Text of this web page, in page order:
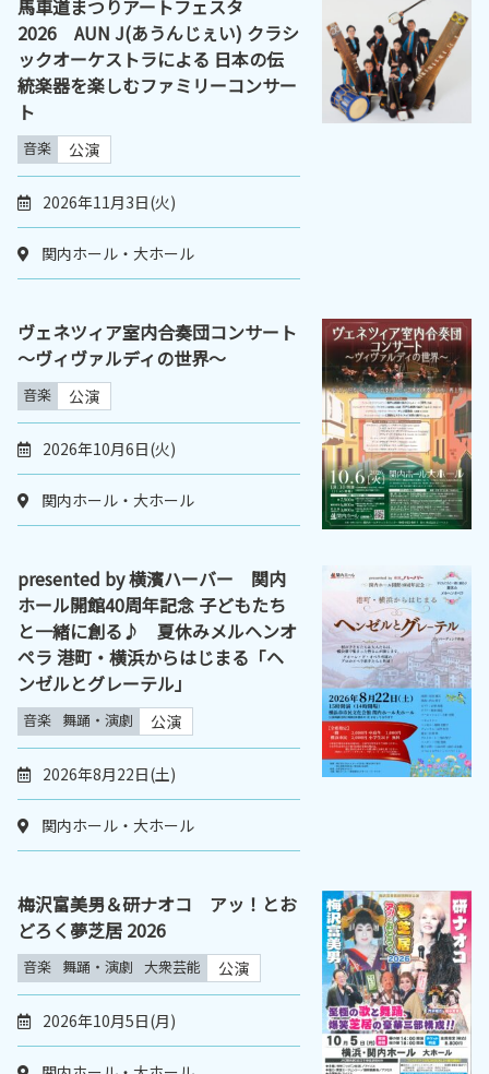
馬車道まつりアートフェスタ
2026 AUN J(あうんじぇい) クラシ
ックオーケストラによる 日本の伝
統楽器を楽しむファミリーコンサー
ト
音楽 公演
2026年11月3日(火)
関内ホール・大ホール
ヴェネツィア室内合奏団コンサート
～ヴィヴァルディの世界～
音楽 公演
2026年10月6日(火)
関内ホール・大ホール
presented by 横濱ハーバー 関内
ホール開館40周年記念 子どもたち
と一緒に創る♪ 夏休みメルヘンオ
ペラ 港町・横浜からはじまる「ヘ
ンゼルとグレーテル」
音楽 舞踊・演劇 公演
2026年8月22日(土)
関内ホール・大ホール
梅沢富美男＆研ナオコ アッ！とお
どろく夢芝居 2026
音楽 舞踊・演劇 大衆芸能 公演
2026年10月5日(月)